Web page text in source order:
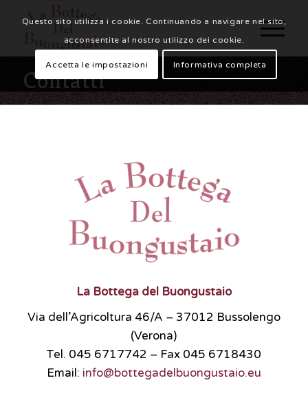
Contatti
La Bottega del Buongustaio
Via dell’Agricoltura 46/A – 37012 Bussolengo
(Verona)
Tel. 045 6717742 – Fax 045 6718430
Email: info@bottegadelbuongustaio.eu
Questo sito utilizza i cookie. Continuando a navigare nel sito,
acconsentite al nostro utilizzo dei cookie.
Accetta le impostazioni Informativa completa